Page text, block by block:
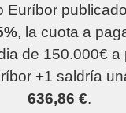
Euríbor
, la cuota a
de 150.000€ a
+1 saldría
636,86 €.